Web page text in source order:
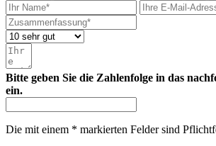
Bitte geben Sie die Zahlenfolge in das
ein.
Die mit einem * markierten Felder sind